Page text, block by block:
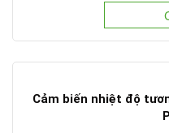
Cảm biến nhiệt độ